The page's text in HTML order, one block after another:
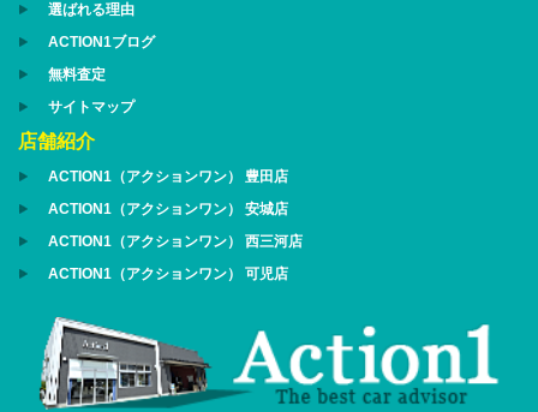
選ばれる理由
ACTION1ブログ
無料査定
サイトマップ
店舗紹介
ACTION1（アクションワン） 豊田店
ACTION1（アクションワン） 安城店
ACTION1（アクションワン） 西三河店
ACTION1（アクションワン） 可児店